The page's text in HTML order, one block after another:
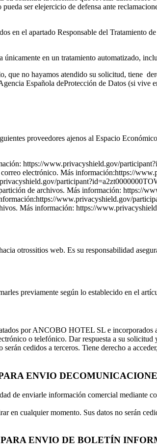
ser elejercicio de defensa ante
en el apartado Responsable del Tratamiento
únicamente en un tratamiento automatizado,
que no hayamos atendido su solicitud, tiene
Española deProtección de Datos (si vive
proveedores ajenos al Espacio
https://www.privacyshield.gov/
electrónico. Más información:https://
de archivos. Más información: https://
www.privacyshield.gov/
Más información: https://
otrossitios web. Es su responsabilidad
previamente según lo establecido en el
por ANCOBO HOTEL SL e
o telefónico. Dar respuesta a su solicitud
cedidos a terceros. Tiene derecho a
ENVIO
de enviarle información comercial mediante
en cualquier momento. Sus datos no serán
ENVIO DE BOLETÍN